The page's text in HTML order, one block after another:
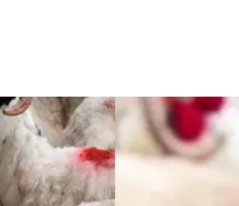
Dernekler ve
Birlikler